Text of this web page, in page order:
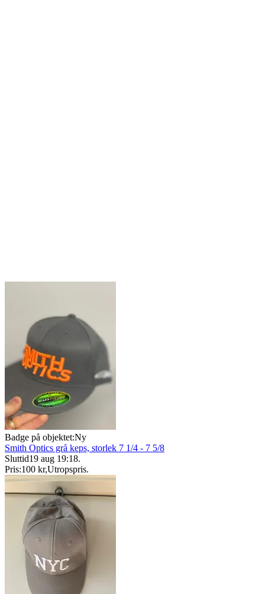
Badge på objektet:Ny
Smith Optics grå keps, storlek 7 1/4 - 7 5/8
Sluttid19 aug 19:18.
Pris:100 kr,Utropspris.